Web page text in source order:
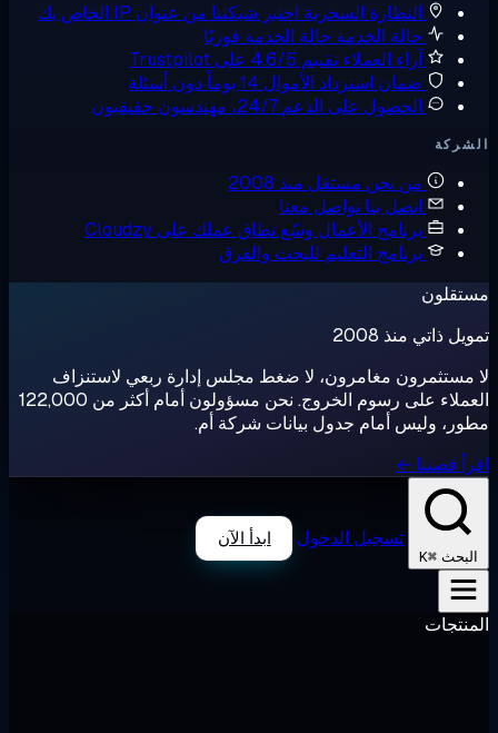
النظارة السحريةاختبر شبكتنا من عنوان IP الخاص بك
حالة الخدمةحالة الخدمة فوريًا
آراء العملاءتقييم 4.6/5 على Trustpilot
ضمان استرداد الأموال14 يوماً دون أسئلة
الحصول على الدعم 24/7، مهندسون حقيقيون
من نحنمستقل منذ 2008
اتصل بنا تواصل معنا
برنامج الأعمالوسّع نطاق عملك على Cloudzy
برنامج التعليمللبحث والفرق
ذاتي منذ 2008
مستثمرون مغامرون، لا ضغط مجلس إدارة ربعي لاستنزاف
العملاء على رسوم الخروج. نحن مسؤولون أمام أكثر من 122,000
وليس أمام جدول بيانات شركة أم.
قصتنا ←
⌘K
تسجيل الدخول ابدأ الآن